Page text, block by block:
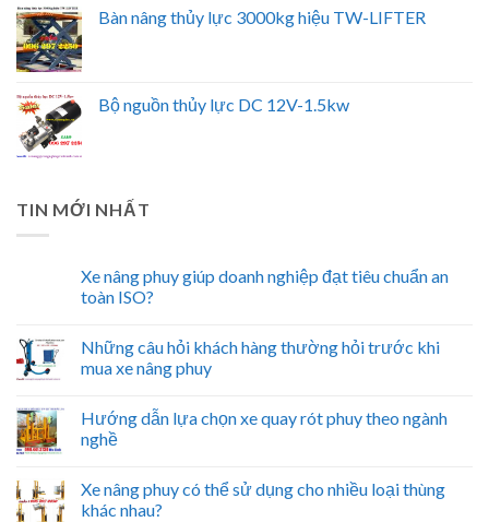
Bàn nâng thủy lực 3000kg hiệu TW-LIFTER
Bộ nguồn thủy lực DC 12V-1.5kw
TIN MỚI NHẤT
Xe nâng phuy giúp doanh nghiệp đạt tiêu chuẩn an
toàn ISO?
Những câu hỏi khách hàng thường hỏi trước khi
mua xe nâng phuy
Hướng dẫn lựa chọn xe quay rót phuy theo ngành
nghề
Xe nâng phuy có thể sử dụng cho nhiều loại thùng
khác nhau?